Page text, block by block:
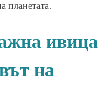
планетата.
ивица
на